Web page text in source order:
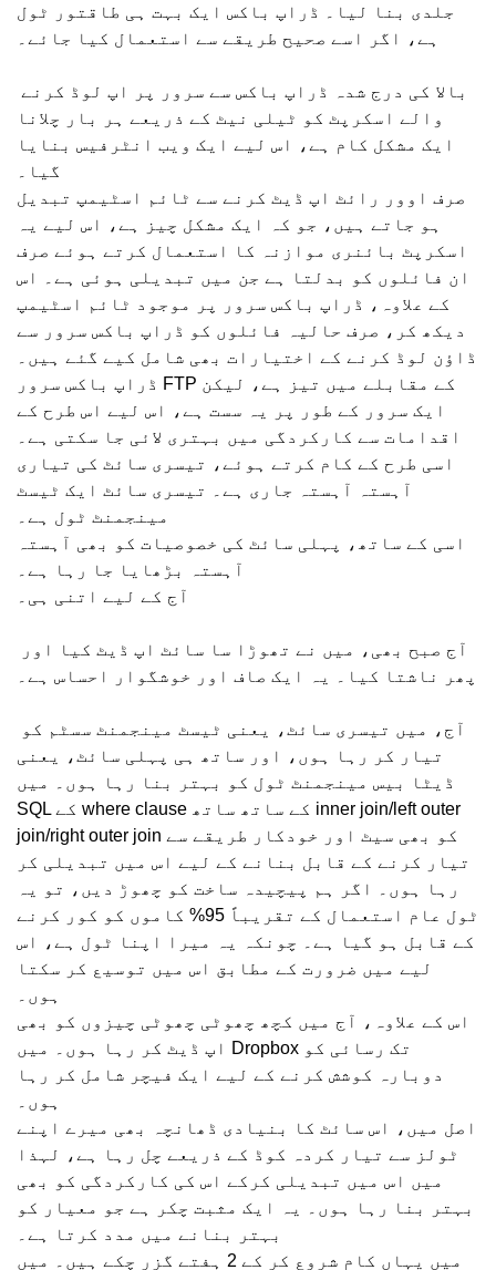
جلدی بنا لیا۔ ڈراپ باکس ایک بہت ہی طاقتور ٹول
ہے، اگر اسے صحیح طریقے سے استعمال کیا جائے۔
بالا کی درج شدہ ڈراپ باکس سے سرور پر اپ لوڈ کرنے
والے اسکرپٹ کو ٹیلی نیٹ کے ذریعے ہر بار چلانا
ایک مشکل کام ہے، اس لیے ایک ویب انٹرفیس بنایا
گیا۔
صرف اوور رائٹ اپ ڈیٹ کرنے سے ٹائم اسٹیمپ تبدیل
ہو جاتے ہیں، جو کہ ایک مشکل چیز ہے، اس لیے یہ
اسکرپٹ بائنری موازنہ کا استعمال کرتے ہوئے صرف
ان فائلوں کو بدلتا ہے جن میں تبدیلی ہوئی ہے۔ اس
کے علاوہ، ڈراپ باکس سرور پر موجود ٹائم اسٹیمپ
دیکھ کر، صرف حالیہ فائلوں کو ڈراپ باکس سرور سے
ڈاؤن لوڈ کرنے کے اختیارات بھی شامل کیے گئے ہیں۔
ڈراپ باکس سرور FTP کے مقابلے میں تیز ہے، لیکن
ایک سرور کے طور پر یہ سست ہے، اس لیے اس طرح کے
اقدامات سے کارکردگی میں بہتری لائی جا سکتی ہے۔
اسی طرح کے کام کرتے ہوئے، تیسری سائٹ کی تیاری
آہستہ آہستہ جاری ہے۔ تیسری سائٹ ایک ٹیسٹ
مینجمنٹ ٹول ہے۔
اسی کے ساتھ، پہلی سائٹ کی خصوصیات کو بھی آہستہ
آہستہ بڑھایا جا رہا ہے۔
آج کے لیے اتنی ہی۔
آج صبح بھی، میں نے تھوڑا سا سائٹ اپ ڈیٹ کیا اور
پھر ناشتا کیا۔ یہ ایک صاف اور خوشگوار احساس ہے۔
آج، میں تیسری سائٹ، یعنی ٹیسٹ مینجمنٹ سسٹم کو
تیار کر رہا ہوں، اور ساتھ ہی پہلی سائٹ، یعنی
ڈیٹا بیس مینجمنٹ ٹول کو بہتر بنا رہا ہوں۔ میں
SQL کے where clause کے ساتھ ساتھ inner join/left outer
join/right outer join کو بھی سیٹ اور خودکار طریقے سے
تیار کرنے کے قابل بنانے کے لیے اس میں تبدیلی کر
رہا ہوں۔ اگر ہم پیچیدہ ساخت کو چھوڑ دیں، تو یہ
ٹول عام استعمال کے تقریباً 95% کاموں کو کور کرنے
کے قابل ہو گیا ہے۔ چونکہ یہ میرا اپنا ٹول ہے، اس
لیے میں ضرورت کے مطابق اس میں توسیع کر سکتا
ہوں۔
اس کے علاوہ، آج میں کچھ چھوٹی چھوٹی چیزوں کو بھی
اپ ڈیٹ کر رہا ہوں۔ میں Dropbox تک رسائی کو
دوبارہ کوشش کرنے کے لیے ایک فیچر شامل کر رہا
ہوں۔
اصل میں، اس سائٹ کا بنیادی ڈھانچہ بھی میرے اپنے
ٹولز سے تیار کردہ کوڈ کے ذریعے چل رہا ہے، لہذا
میں اس میں تبدیلی کرکے اس کی کارکردگی کو بھی
بہتر بنا رہا ہوں۔ یہ ایک مثبت چکر ہے جو معیار کو
بہتر بنانے میں مدد کرتا ہے۔
میں یہاں کام شروع کر کے 2 ہفتے گزر چکے ہیں۔ میں